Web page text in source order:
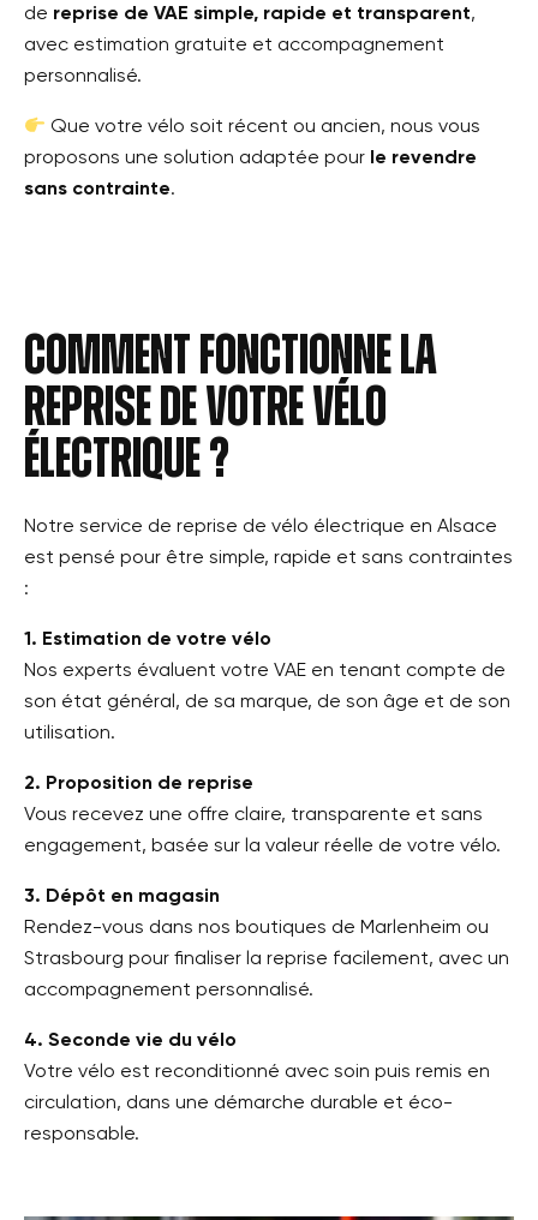
de reprise de VAE simple, rapide et transparent,
avec estimation gratuite et accompagnement
personnalisé.
Que votre vélo soit récent ou ancien, nous vous
proposons une solution adaptée pour le revendre
sans contrainte.
Comment fonctionne la
reprise de votre vélo
électrique ?
Notre service de reprise de vélo électrique en Alsace
est pensé pour être simple, rapide et sans contraintes
:
1. Estimation de votre vélo
Nos experts évaluent votre VAE en tenant compte de
son état général, de sa marque, de son âge et de son
utilisation.
2. Proposition de reprise
Vous recevez une offre claire, transparente et sans
engagement, basée sur la valeur réelle de votre vélo.
3. Dépôt en magasin
Rendez-vous dans nos boutiques de Marlenheim ou
Strasbourg pour finaliser la reprise facilement, avec un
accompagnement personnalisé.
4. Seconde vie du vélo
Votre vélo est reconditionné avec soin puis remis en
circulation, dans une démarche durable et éco-
responsable.